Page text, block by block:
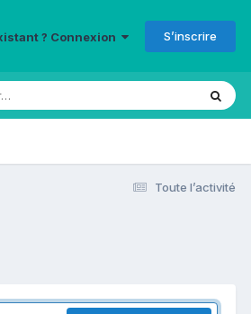
? Connexion S’inscrire
Toute l’activité